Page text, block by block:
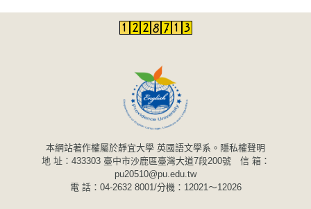
本網站著作權屬於靜宜大學 英國語文學系。 隱私權聲明
地 址：433303 臺中市沙鹿區臺灣大道7段200號 信 箱：
pu20510@pu.edu.tw
電 話：04-2632 8001/分機：12021～12026